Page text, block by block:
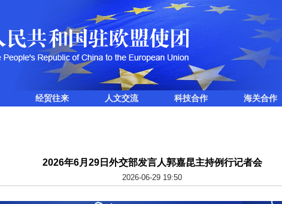
经贸往来 人文交流 科技合作 海关合作
2026年6月29日外交部发言人郭嘉昆主持例行记者会
2026-06-29 19:50